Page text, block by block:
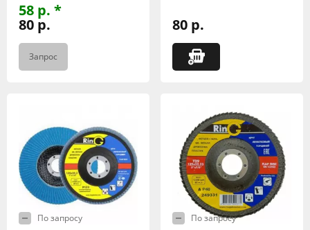
58 р. *
80 р.
Запрос
80 р.
По запросу
По запросу